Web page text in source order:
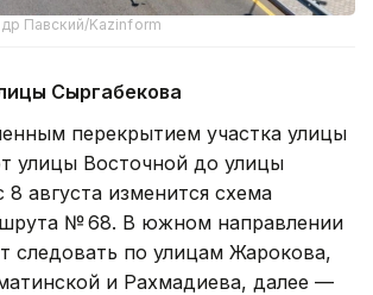
Павский/Kazinform
Сыргабекова
перекрытием участка улицы
улицы Восточной до улицы
августа изменится схема
№ 68. В южном направлении
следовать по улицам Жарокова,
и Рахмадиева, далее —